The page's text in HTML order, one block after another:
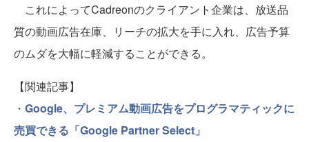
これによってCadreonのクライアント企業は、放送品
質の動画広告在庫、リーチの拡大を手に入れ、広告予算
のムダを大幅に軽減することができる。
【関連記事】
・ Google、プレミアム動画広告をプログラマティックに
売買できる「Google Partner Select」